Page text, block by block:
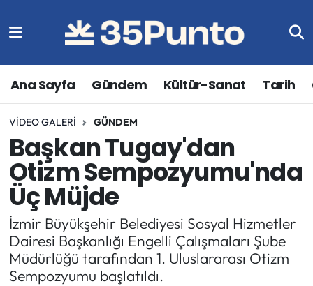
Ana Sayfa Gündem Kültür-Sanat Tarih
VIDEO GALERI GÜNDEM
Başkan Tugay'dan
Otizm Sempozyumu'nda
Üç Müjde
İzmir Büyükşehir Belediyesi Sosyal Hizmetler
Dairesi Başkanlığı Engelli Çalışmaları Şube
Müdürlüğü tarafından 1. Uluslararası Otizm
Sempozyumu başlatıldı.